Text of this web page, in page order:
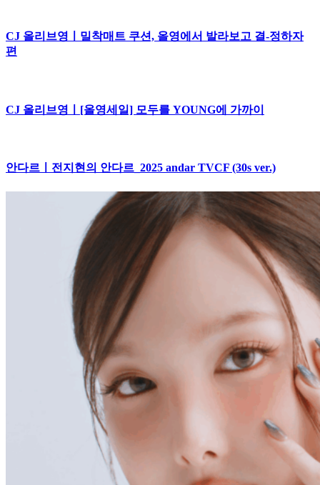
CJ 올리브영ㅣ밀착매트 쿠션, 올영에서 발라보고 결-정하자
편
CJ 올리브영ㅣ[올영세일] 모두를 YOUNG에 가까이
안다르ㅣ전지현의 안다르_2025 andar TVCF (30s ver.)